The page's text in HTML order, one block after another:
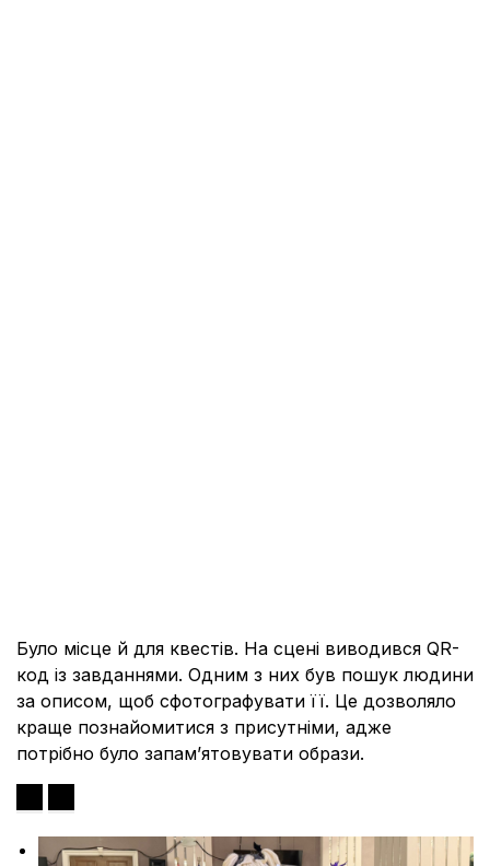
Було місце й для квестів. На сцені виводився QR-
код із завданнями. Одним з них був пошук людини
за описом, щоб сфотографувати її. Це дозволяло
краще познайомитися з присутніми, адже
потрібно було запам’ятовувати образи.